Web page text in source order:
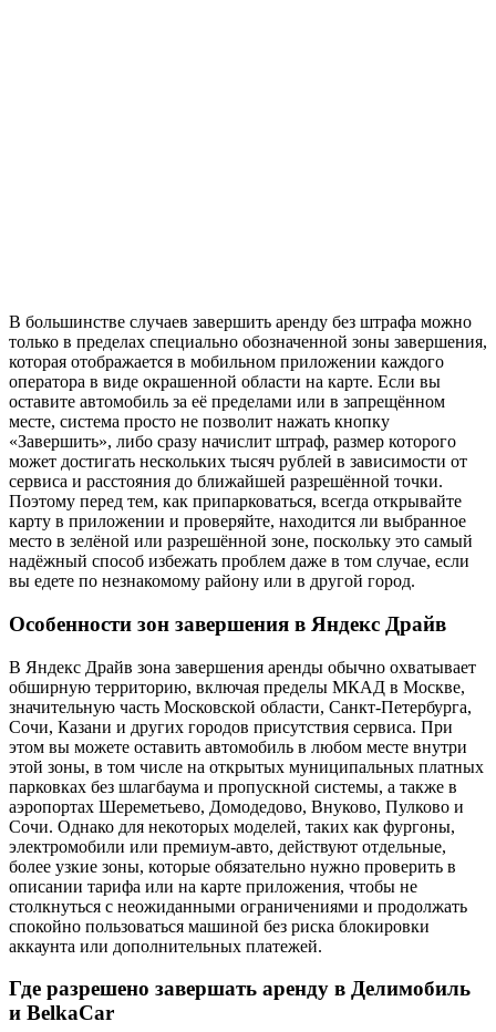
В большинстве случаев завершить аренду без штрафа можно
только в пределах специально обозначенной зоны завершения,
которая отображается в мобильном приложении каждого
оператора в виде окрашенной области на карте. Если вы
оставите автомобиль за её пределами или в запрещённом
месте, система просто не позволит нажать кнопку
«Завершить», либо сразу начислит штраф, размер которого
может достигать нескольких тысяч рублей в зависимости от
сервиса и расстояния до ближайшей разрешённой точки.
Поэтому перед тем, как припарковаться, всегда открывайте
карту в приложении и проверяйте, находится ли выбранное
место в зелёной или разрешённой зоне, поскольку это самый
надёжный способ избежать проблем даже в том случае, если
вы едете по незнакомому району или в другой город.
Особенности зон завершения в Яндекс Драйв
В Яндекс Драйв зона завершения аренды обычно охватывает
обширную территорию, включая пределы МКАД в Москве,
значительную часть Московской области, Санкт-Петербурга,
Сочи, Казани и других городов присутствия сервиса. При
этом вы можете оставить автомобиль в любом месте внутри
этой зоны, в том числе на открытых муниципальных платных
парковках без шлагбаума и пропускной системы, а также в
аэропортах Шереметьево, Домодедово, Внуково, Пулково и
Сочи. Однако для некоторых моделей, таких как фургоны,
электромобили или премиум-авто, действуют отдельные,
более узкие зоны, которые обязательно нужно проверить в
описании тарифа или на карте приложения, чтобы не
столкнуться с неожиданными ограничениями и продолжать
спокойно пользоваться машиной без риска блокировки
аккаунта или дополнительных платежей.
Где разрешено завершать аренду в Делимобиль
и BelkaCar